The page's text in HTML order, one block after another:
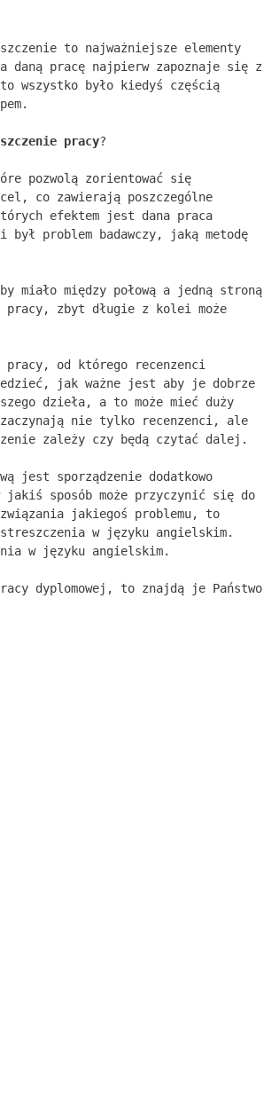
to najważniejsze elementy
daną pracę najpierw zapoznaje się z
wszystko było kiedyś częścią
pracy?
pozwolą zorientować się
co zawierają poszczególne
efektem jest dana praca
problem badawczy, jaką metodę
między połową a jedną stroną
zbyt długie z kolei może
od którego recenzenci
jak ważne jest aby je dobrze
dzieła, a to może mieć duży
zaczynają nie tylko recenzenci, ale
zależy czy będą czytać dalej.
jest sporządzenie dodatkowo
sposób może przyczynić się do
jakiegoś problemu, to
w języku angielskim.
w języku angielskim.
dyplomowej, to znajdą je Państwo